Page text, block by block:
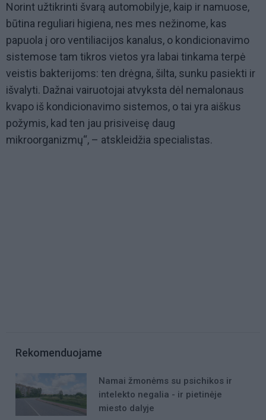
Norint užtikrinti švarą automobilyje, kaip ir namuose,
būtina reguliari higiena, nes mes nežinome, kas
papuola į oro ventiliacijos kanalus, o kondicionavimo
sistemose tam tikros vietos yra labai tinkama terpė
veistis bakterijoms: ten drėgna, šilta, sunku pasiekti ir
išvalyti. Dažnai vairuotojai atvyksta dėl nemalonaus
kvapo iš kondicionavimo sistemos, o tai yra aiškus
požymis, kad ten jau prisiveisę daug
mikroorganizmų“, – atskleidžia specialistas.
Rekomenduojame
Namai žmonėms su psichikos ir
intelekto negalia - ir pietinėje
miesto dalyje